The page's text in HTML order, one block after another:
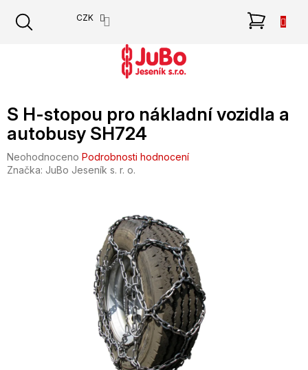
obsah
CZK
S H-stopou pro nákladní vozidla a
autobusy SH724
Průměrné
hodnocení
Neohodnoceno Podrobnosti hodnocení
Značka: JuBo Jeseník s. r. o.